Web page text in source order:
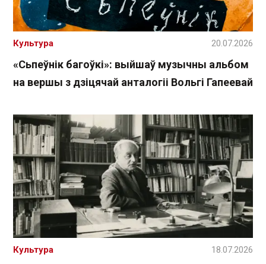
«Сьпеўнік багоўкі»: выйшаў музычны альбом
на вершы з дзіцячай анталогіі Вольгі Гапеевай
Культура 20.07.2026
Культура 18.07.2026